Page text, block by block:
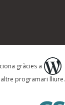
*
gràcies a
programari lliure.